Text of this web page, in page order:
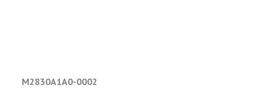
M2830A1A0-0002